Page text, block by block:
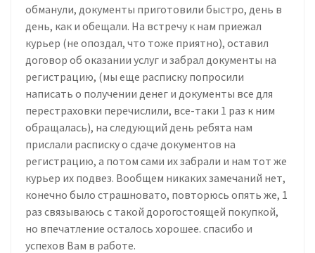
обманули, документы приготовили быстро, день в
день, как и обещали. На встречу к нам приежал
курьер (не опоздал, что тоже приятно), оставил
договор об оказании услуг и забрал документы на
регистрацию, (мы еще расписку попросили
написать о получении денег и документы все для
перестраховки перечислили, все-таки 1 раз к ним
обращалась), на следующий день ребята нам
прислали расписку о сдаче документов на
регистрацию, а потом сами их забрали и нам тот же
курьер их подвез. Вообщем никаких замечаний нет,
конечно было страшновато, повторюсь опять же, 1
раз связываюсь с такой дорогостоящей покупкой,
но впечатление осталось хорошее. спасибо и
успехов Вам в работе.